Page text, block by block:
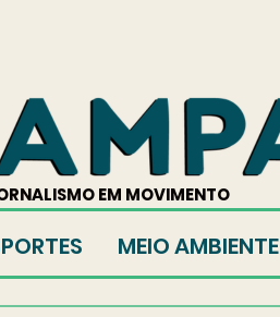
EM MOVIMENTO
MEIO AMBIENTE